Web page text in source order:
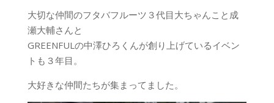
大切な仲間のフタバフルーツ３代目大ちゃんこと成
瀬大輔さんと
GREENFULの中澤ひろくんが創り上げているイベン
トも３年目。
大好きな仲間たちが集まってました。